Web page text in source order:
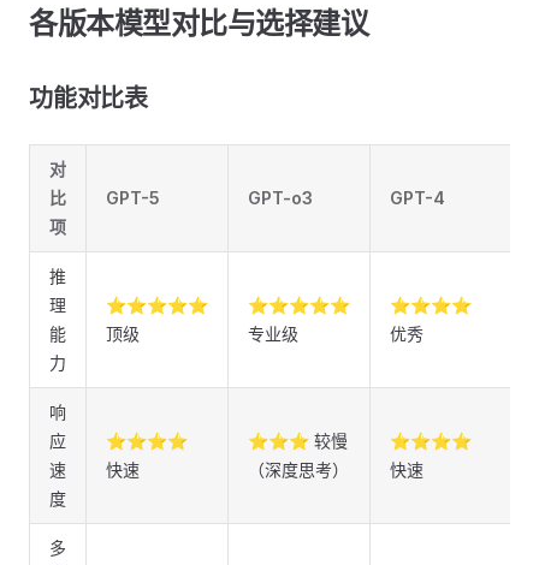
各版本模型对比与选择建议
功能对比表
对
比
项
GPT-5 GPT-o3 GPT-4
推
理
能
力
⭐⭐⭐⭐⭐
顶级
⭐⭐⭐⭐⭐
专业级
⭐⭐⭐⭐
优秀
响
应
速
度
⭐⭐⭐⭐
快速
⭐⭐⭐ 较慢
（深度思考）
⭐⭐⭐⭐
快速
多